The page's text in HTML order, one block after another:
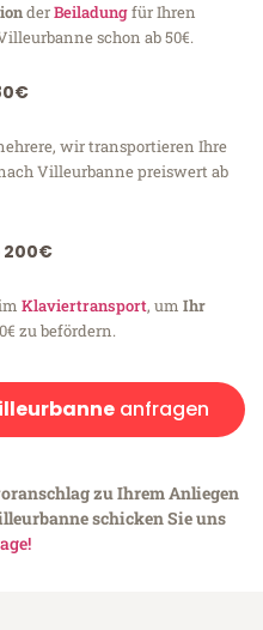
derBeiladungfür Ihren
schon ab 50€.
wir transportieren Ihre
Villeurbanne preiswert ab
200€
Klaviertransport, um Ihr
zu befördern.
anfragen
zu Ihrem Anliegen
schicken Sie uns